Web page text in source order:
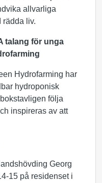
allvarliga
rädda liv.
talang för unga
Hydrofarming har
hydroponisk
följa
inspireras av att
Georg
15 på residenset i